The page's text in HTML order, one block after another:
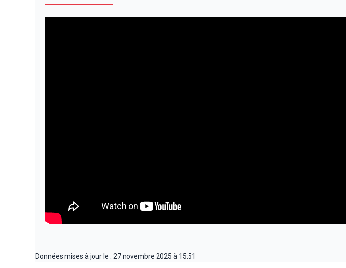
Données mises à jour le : 27 novembre 2025 à 15:51